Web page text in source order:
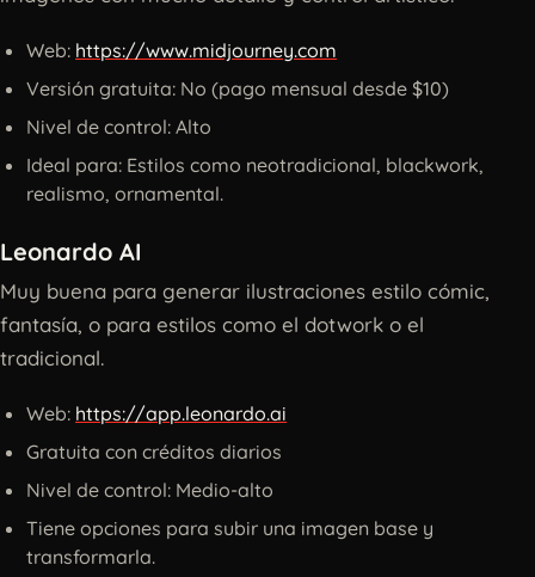
Web: https://www.midjourney.com
Versión gratuita: No (pago mensual desde $10)
Nivel de control: Alto
Ideal para: Estilos como neotradicional, blackwork,
realismo, ornamental.
Leonardo AI
Muy buena para generar ilustraciones estilo cómic,
fantasía, o para estilos como el dotwork o el
tradicional.
Web: https://app.leonardo.ai
Gratuita con créditos diarios
Nivel de control: Medio-alto
Tiene opciones para subir una imagen base y
transformarla.